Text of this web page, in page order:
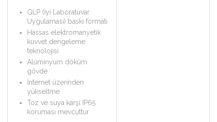
GLP (İyi Laboratuvar
Uygulaması) baskı formatı
Hassas elektromanyetik
kuvvet dengeleme
teknolojisi
Alüminyum döküm
gövde
İnternet üzerinden
yükseltme
Toz ve suya karşı IP65
koruması mevcuttur